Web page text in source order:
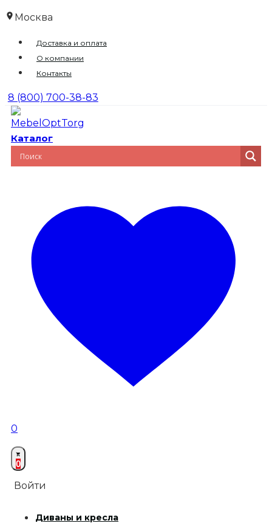
Перейти
содержимому
Москва
Доставка и оплата
О компании
Контакты
8 (800) 700-38-83
Каталог
0
0
Войти
Диваны и кресла